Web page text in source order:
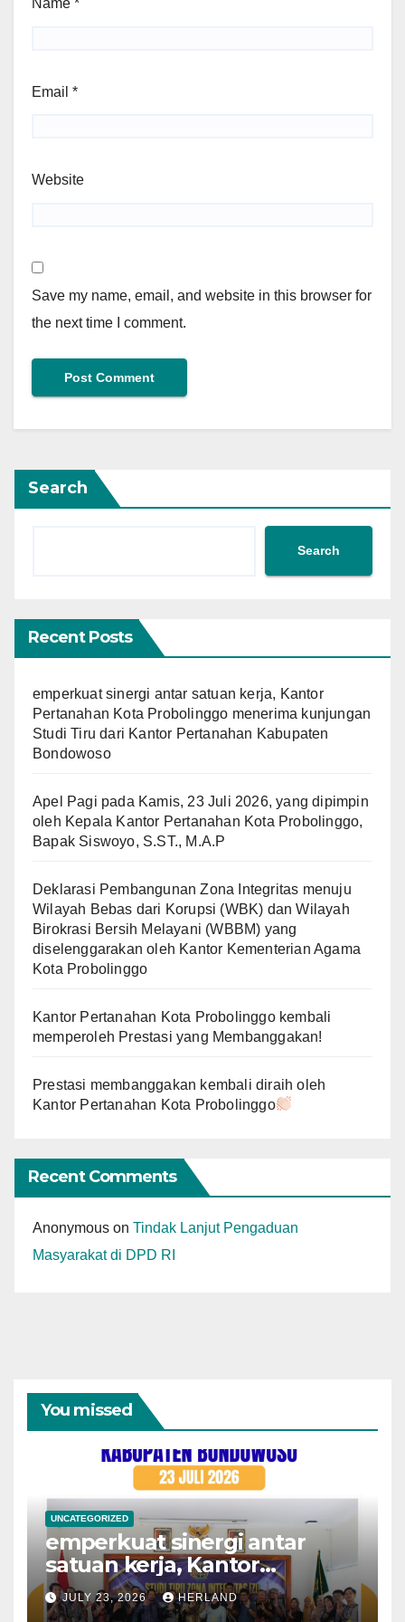
Name *
Email *
Website
Save my name, email, and website in this browser for
the next time I comment.
Search
Search
Recent Posts
emperkuat sinergi antar satuan kerja, Kantor
Pertanahan Kota Probolinggo menerima kunjungan
Studi Tiru dari Kantor Pertanahan Kabupaten
Bondowoso
Apel Pagi pada Kamis, 23 Juli 2026, yang dipimpin
oleh Kepala Kantor Pertanahan Kota Probolinggo,
Bapak Siswoyo, S.ST., M.A.P
Deklarasi Pembangunan Zona Integritas menuju
Wilayah Bebas dari Korupsi (WBK) dan Wilayah
Birokrasi Bersih Melayani (WBBM) yang
diselenggarakan oleh Kantor Kementerian Agama
Kota Probolinggo
Kantor Pertanahan Kota Probolinggo kembali
memperoleh Prestasi yang Membanggakan!
Prestasi membanggakan kembali diraih oleh
Kantor Pertanahan Kota Probolinggo
Recent Comments
Anonymous on Tindak Lanjut Pengaduan
Masyarakat di DPD RI
You missed
UNCATEGORIZED
emperkuat sinergi antar
satuan kerja, Kantor
Pertanahan Kota
Probolinggo menerima
JULY 23, 2026 HERLAND